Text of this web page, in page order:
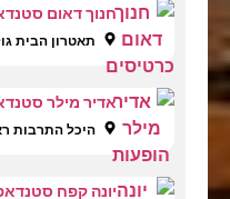
חנוך דאום
תאטרון הבית
אדיר מילר
היכל התרבות
יונה קפח